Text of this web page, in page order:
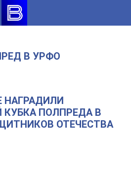
В УРФО
НАГРАДИЛИ
КУБКА ПОЛПРЕДА В
ОТЕЧЕСТВА